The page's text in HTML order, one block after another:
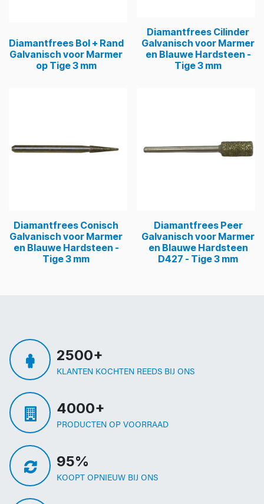
Diamantfrees Bol + Rand
Galvanisch voor Marmer
op Tige 3 mm
Diamantfrees Cilinder
Galvanisch voor Marmer
en Blauwe Hardsteen -
Tige 3 mm
Diamantfrees Conisch
Galvanisch voor Marmer
en Blauwe Hardsteen -
Tige 3 mm
Diamantfrees Peer
Galvanisch voor Marmer
en Blauwe Hardsteen
D427 - Tige 3 mm
2500+
KLANTEN KOCHTEN REEDS BIJ ONS
4000+
PRODUCTEN OP VOORRAAD
95%
KOOPT OPNIEUW BIJ ONS